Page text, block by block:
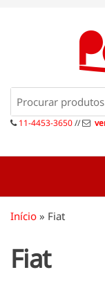
Politens
11-4453-3650//
Início » Fiat
Fiat